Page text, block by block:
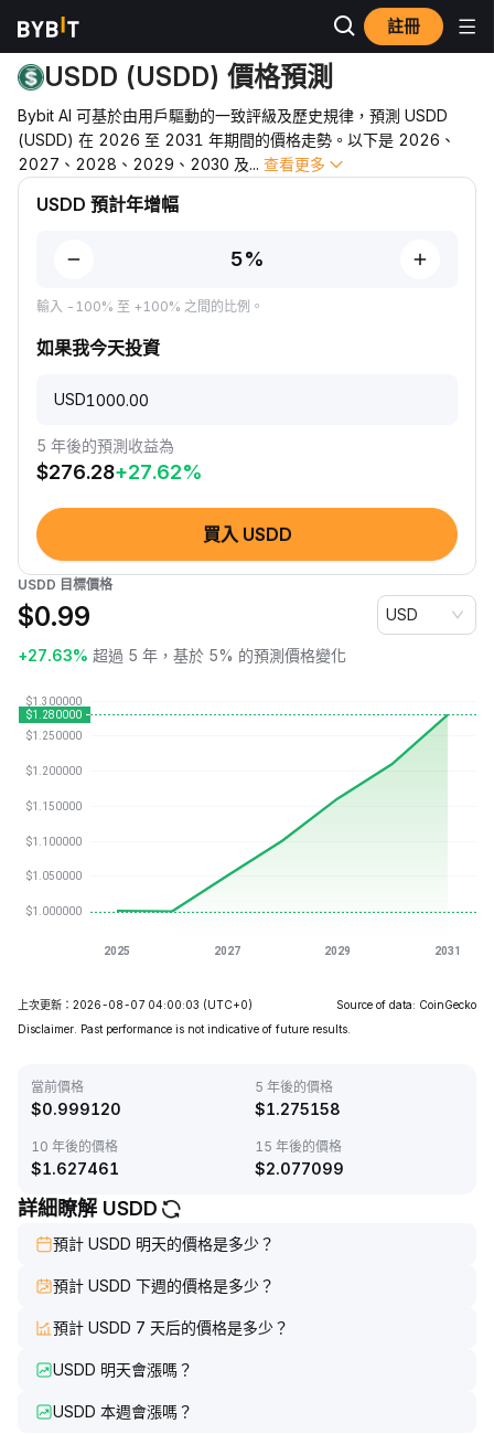
註冊
價格預測
USDD (USDD) 價格預測
Bybit AI 可基於由用戶驅動的一致評級及歷史規律，預測 USDD
(USDD) 在 2026 至 2031 年期間的價格走勢。以下是 2026、
2027、2028、2029、2030 及... 查看更多
USDD 預計年增幅
輸入 -100% 至 +100% 之間的比例。
如果我今天投資
USD
5 年後的預測收益為
$276.28+27.62%
買入 USDD
USDD 目標價格
$0.99 USD
+27.63% 超過 5 年，基於 5% 的預測價格變化
上次更新：2026-08-07 04:00:03 (UTC+0)
Source of data: CoinGecko
Disclaimer. Past performance is not indicative of future results.
當前價格
$0.999120
5 年後的價格
$1.275158
10 年後的價格
$1.627461
15 年後的價格
$2.077099
詳細瞭解 USDD
預計 USDD 明天的價格是多少？
預計 USDD 下週的價格是多少？
預計 USDD 7 天后的價格是多少？
USDD 明天會漲嗎？
USDD 本週會漲嗎？